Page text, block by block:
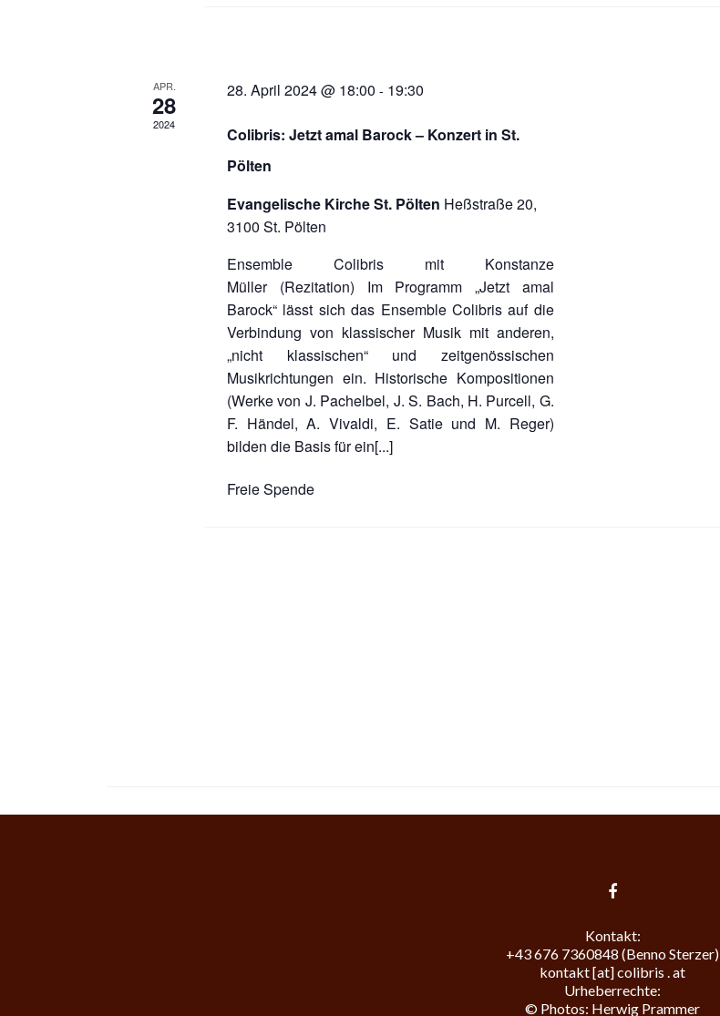
APR.
28
2024
28. April 2024 @ 18:00 - 19:30
Colibris: Jetzt amal Barock – Konzert in St.
Pölten
Evangelische Kirche St. Pölten Heßstraße 20,
3100 St. Pölten
Ensemble Colibris mit Konstanze
Müller (Rezitation) Im Programm „Jetzt amal
Barock“ lässt sich das Ensemble Colibris auf die
Verbindung von klassischer Musik mit anderen,
„nicht klassischen“ und zeitgenössischen
Musikrichtungen ein. Historische Kompositionen
(Werke von J. Pachelbel, J. S. Bach, H. Purcell, G.
F. Händel, A. Vivaldi, E. Satie und M. Reger)
bilden die Basis für ein[...]
Freie Spende
Kontakt:
+43 676 7360848 (Benno Sterzer)
kontakt [at] colibris . at
Urheberrechte:
© Photos: Herwig Prammer